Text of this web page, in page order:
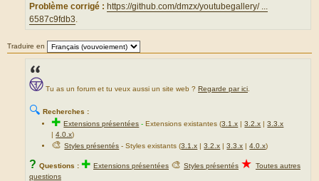
e
d
m
s
g
e
Problème corrigé : https://github.com/dmzx/youtubegallery/ ...
6587c9fdb3
Traduire en
Tu as un forum et tu veux aussi un site web ? Regarde par ici.
🔍 Recherches :
✚Extensions présentées -Extensions existantes (3.1.x |3.2.x |3.3.x
|4.0.x)
🎨Styles présentés - Styles existants (3.1.x |3.2.x |3.3.x |4.0.x)
? Questions : ✚ Extensions présentées 🎨 Styles présentés ★ Toutes autres
questions